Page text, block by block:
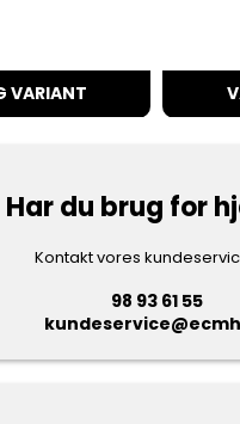
VARIANT
Har du brug for
Kontakt vores
98 93 61 55